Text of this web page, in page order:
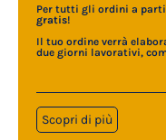
Per tutti gli ordini a
gratis!
Il tuo ordine verrà
due giorni lavorativi,
Scopri di più